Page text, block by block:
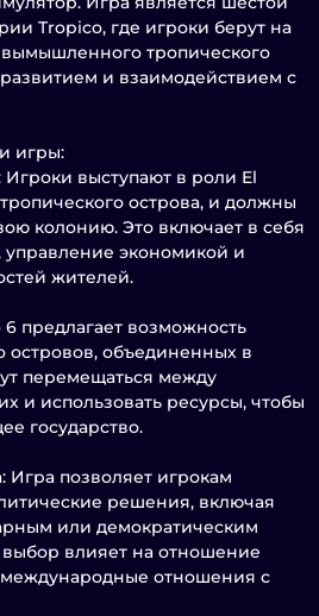
Tropico, где игроки берут на
тропического
и взаимодействием с
игры:
выступают в роли El
острова, и должны
колонию. Это включает в себя
управление экономикой и
жителей.
предлагает возможность
островов, объединенных в
перемещаться между
и использовать ресурсы, чтобы
государство.
Игра позволяет игрокам
решения, включая
или демократическим
влияет на отношение
международные отношения с